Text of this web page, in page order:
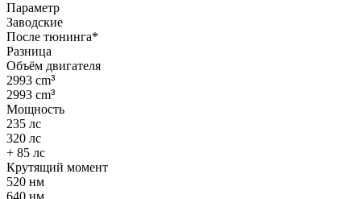
Параметр
Заводские
После тюнинга*
Разница
Объём двигателя
2993 cm³
2993 cm³
Мощность
235 лс
320 лс
+ 85 лс
Крутящий момент
520 нм